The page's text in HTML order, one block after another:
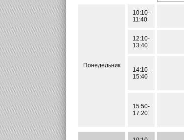
Понедельник
10:10-
11:40
12:10-
13:40
14:10-
15:40
15:50-
17:20